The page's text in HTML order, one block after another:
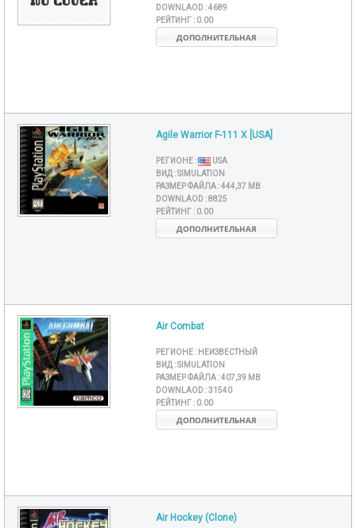
DOWNLAOD :4689
РЕЙТИНГ : 0.00
ДОПОЛНИТЕЛЬНАЯ
Agile Warrior F-111 X [USA]
РЕГИОНЕ :
USA
ВИД :SIMULATION
РАЗМЕР ФАЙЛА :444,37 MB
DOWNLAOD :8825
РЕЙТИНГ : 0.00
ДОПОЛНИТЕЛЬНАЯ
Air Combat
РЕГИОНЕ : НЕИЗВЕСТНЫЙ
ВИД :SIMULATION
РАЗМЕР ФАЙЛА :407,39 MB
DOWNLAOD :31540
РЕЙТИНГ : 0.00
ДОПОЛНИТЕЛЬНАЯ
Air Hockey (Clone)